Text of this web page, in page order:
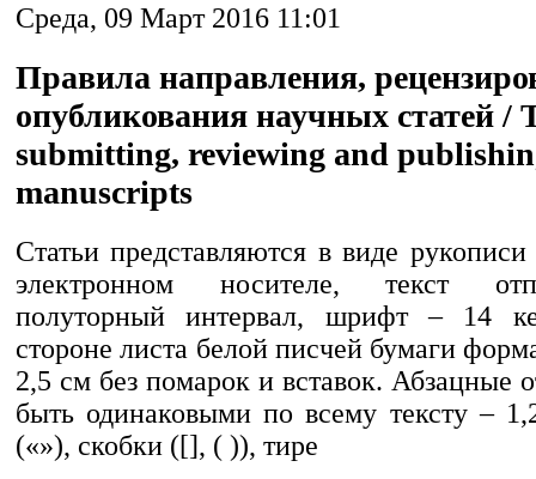
Среда, 09 Март 2016 11:01
Правила направления,
опубликования научных статей /
submitting, reviewing and
manuscripts
Статьи представляются в виде
электронном носителе, текст
полуторный интервал, шрифт – 14
стороне листа белой писчей бумаги
2,5 см без помарок и вставок. Абзацные
быть одинаковыми по всему тексту –
(«»), скобки ([], ( )), тире